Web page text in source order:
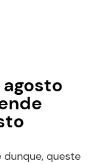
queste